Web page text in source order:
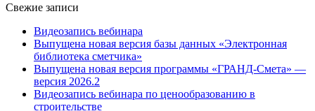
Свежие записи
Видеозапись вебинара
Выпущена новая версия базы данных «Электронная
библиотека сметчика»
Выпущена новая версия программы «ГРАНД-Смета» —
версия 2026.2
Видеозапись вебинара по ценообразованию в
строительстве